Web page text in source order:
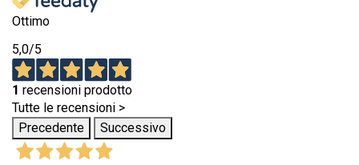
Ottimo
5,0/5
1 recensioni prodotto
Tutte le recensioni >
Precedente
Successivo